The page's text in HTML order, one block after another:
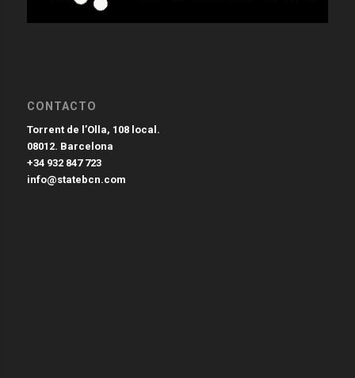
CONTACTO
Torrent de l’Olla, 108 local.
08012. Barcelona
+34 932 847 723
info@statebcn.com